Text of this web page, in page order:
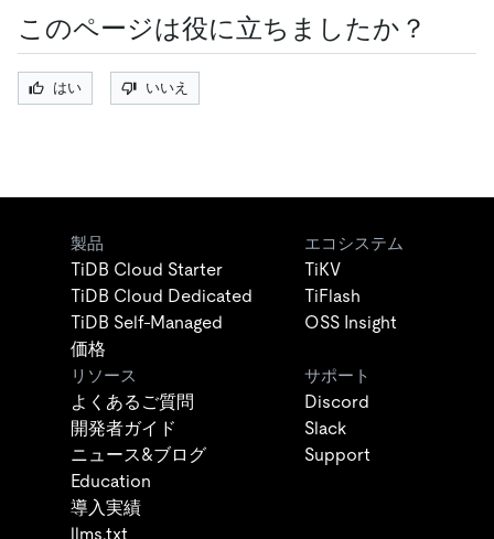
このページは役に立ちましたか？
はい いいえ
製品
TiDB Cloud Starter
TiDB Cloud Dedicated
TiDB Self-Managed
価格
エコシステム
TiKV
TiFlash
OSS Insight
リソース
よくあるご質問
開発者ガイド
ニュース&ブログ
Education
導入実績
llms.txt
サポート
Discord
Slack
Support